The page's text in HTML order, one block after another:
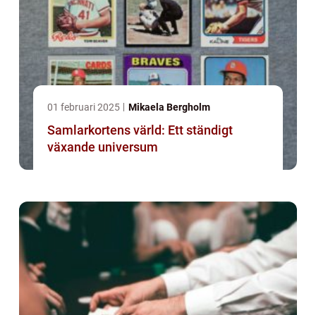
01 februari 2025 Mikaela Bergholm
Samlarkortens värld: Ett ständigt
växande universum